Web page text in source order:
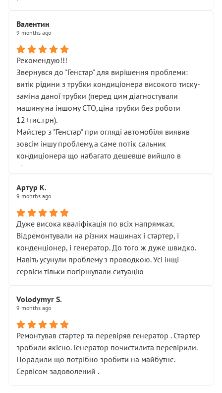
Валентин
9 months ago
Рекомендую!!!
Звернувся до "Генстар" для вирішення проблеми:
витік рідини з трубки кондиціонера високого тиску-
заміна даної трубки (перед цим діагностували
машину на іншому СТО,ціна трубки без роботи
12+тис.грн).
Майстер з "Генстар" при огляді автомобіля виявив
зовсім іншу проблему,а саме потік сальник
кондиціонера що набагато дешевше вийшло в
підсумку.
Артур К.
9 months ago
Дуже висока кваліфікація по всіх напрямках.
Відремонтували на різних машинах і стартер, і
конденціонер, і генератор. До того ж дуже швидко.
Навіть усунули проблему з проводкою. Усі інщі
сервіси тільки погіршували ситуацію
Volodymyr S.
9 months ago
Ремонтував стартер та перевіряв генератор . Стартер
зробили якісно. Генератор почистилита перевірили.
Порадили що потрібно зробити на майбутнє.
Сервісом задоволений .